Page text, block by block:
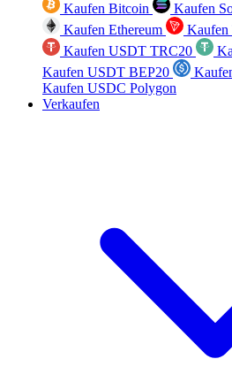
Kaufen Bitcoin Kaufen
Kaufen Ethereum
Kaufen USDT TRC20
Kaufen USDT BEP20
Kaufen USDC Polygon
Verkaufen